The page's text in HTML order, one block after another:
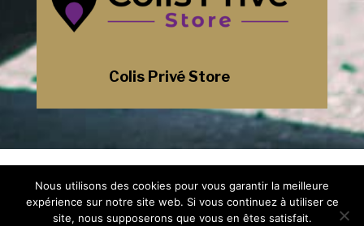
Colis Privé Store
Politique de Confidentialité
Plan du Site
Création Site Internet Saint-Etienne |
Nous utilisons des cookies pour vous garantir la meilleure
expérience sur notre site web. Si vous continuez à utiliser ce
site, nous supposerons que vous en êtes satisfait.